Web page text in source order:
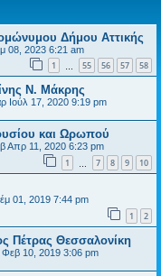
Δήμου Αττικής
08, 2023 6:21 am
1 55 56 57 58
Ν. Μάκρης
Ιούλ 17, 2020 9:19 pm
και Ωρωπού
Απρ 11, 2020 6:23 pm
1 7 8 9 10
01, 2019 7:44 pm
1 2
Πέτρας Θεσσαλονίκη
Φεβ 10, 2019 3:06 pm